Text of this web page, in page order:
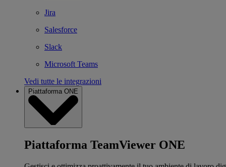
Jira
Salesforce
Slack
Microsoft Teams
Vedi tutte le integrazioni
Piattaforma ONE
Piattaforma TeamViewer ONE